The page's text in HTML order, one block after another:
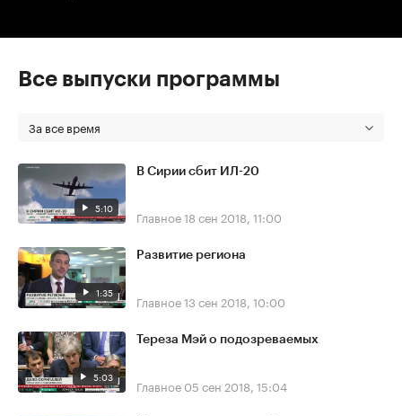
Все выпуски программы
За все время
5:10
В Сирии сбит ИЛ-20
Главное18 сен 2018, 11:00
1:35
Развитие региона
Главное13 сен 2018, 10:00
5:03
Тереза Мэй о подозреваемых
Главное 05 сен 2018, 15:04